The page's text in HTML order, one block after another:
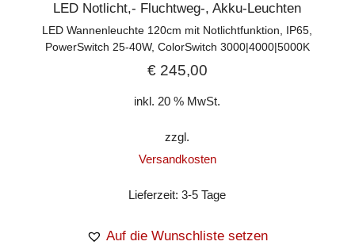
LED Notlicht,- Fluchtweg-, Akku-Leuchten
LED Wannenleuchte 120cm mit Notlichtfunktion, IP65,
PowerSwitch 25-40W, ColorSwitch 3000|4000|5000K
€245,00
inkl. 20 % MwSt.
zzgl.
Versandkosten
Lieferzeit:3-5 Tage
Auf die Wunschliste setzen